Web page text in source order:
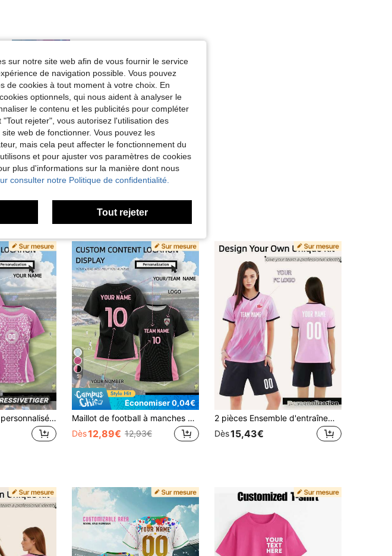
Utile (0)
Maillot de football personnalisé pour femmes algériennes avec nom et numéro, Top athlétique respirant pour le football, le basket-ball, la course, les sports, les fans, les vêtements de gym, le maillot de basket-ball, le stade
5
Économiser 0,04€
Maillot de football à manches courtes personnalisé Miami - Maillot de football personnalisé pour femmes, nom et numéro imprimables, Top athlétique respirant pour le football, le basket-ball, la course, la tenue de fan de sport, cadeau personnalisé, cadeau d'anniversaire, jour de match
Dès12,89€ 12,93€
2 pièces Ensemble d'entraînement de football rose personnalisé pour femmes - Personnalisé avec nom et numéro (devant/dos), maillot à manches courtes assorti à des shorts noirs - Ensemble de sport respirant et séchage rapide - Convient pour le football, le volley-ball, le basket-ball, les tenues décontractées, également un cadeau idéal pour Halloween, Thanksgiving, Noël et le Nouvel An d'été, tenue rose pour femmes
Dès15,43€
sur notre site web afin de vous fournir le service
de navigation possible. Vous pouvez
de cookies à tout moment à votre choix. En
optionnels, qui nous aident à analyser le
le contenu et les publicités pour compléter
rejeter", vous autorisez l'utilisation des
web de fonctionner. Vous pouvez les
mais cela peut affecter le fonctionnement du
et pour ajuster vos paramètres de cookies
plus d'informations sur la manière dont nous
consulter notre Politique de confidentialité.
Tout rejeter